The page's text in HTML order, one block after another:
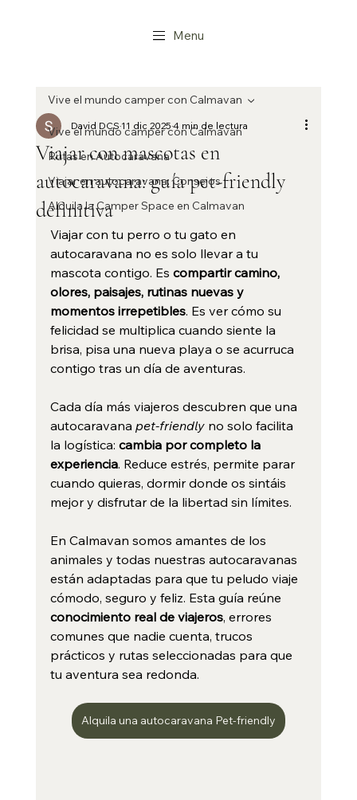
Menu
Vive el mundo camper con Calmavan
Rutas en Autocaravana
Viajar en autocaravana: Consejos
Alquila la Camper Space en Calmavan
Vive el mundo camper con Calmavan
Viajar con mascotas en
autocaravana: guía pet-friendly
definitiva
David DCS11 dic 20254 min de lectura
Viajar con tu perro o tu gato en
autocaravana no es solo llevar a tu
mascota contigo. Es compartir camino,
olores, paisajes, rutinas nuevas y
momentos irrepetibles. Es ver cómo su
felicidad se multiplica cuando siente la
brisa, pisa una nueva playa o se acurruca
contigo tras un día de aventuras.
Cada día más viajeros descubren que una
autocaravana pet-friendly no solo facilita
la logística: cambia por completo la
experiencia. Reduce estrés, permite parar
cuando quieras, dormir donde os sintáis
mejor y disfrutar de la libertad sin límites.
En Calmavan somos amantes de los
animales y todas nuestras autocaravanas
están adaptadas para que tu peludo viaje
cómodo, seguro y feliz. Esta guía reúne
conocimiento real de viajeros, errores
comunes que nadie cuenta, trucos
prácticos y rutas seleccionadas para que
tu aventura sea redonda.
Alquila una autocaravana Pet-friendly